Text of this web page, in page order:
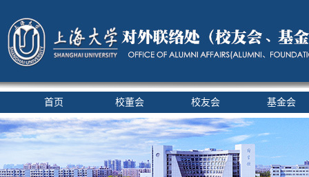
首页 校董会 校友会 基金会